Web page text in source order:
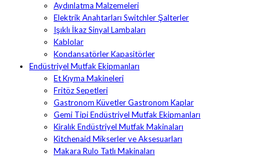
Aydınlatma Malzemeleri
Elektrik Anahtarları Switchler Şalterler
Işıklı İkaz Sinyal Lambaları
Kablolar
Kondansatörler Kapasitörler
Endüstriyel Mutfak Ekipmanları
Et Kıyma Makineleri
Fritöz Sepetleri
Gastronom Küvetler Gastronom Kaplar
Gemi Tipi Endüstriyel Mutfak Ekipmanları
Kiralık Endüstriyel Mutfak Makinaları
Kitchenaid Mikserler ve Aksesuarları
Makara Rulo Tatlı Makinaları